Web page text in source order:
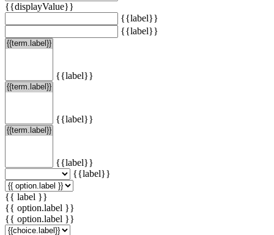
{{displayValue}}
{{label}}
{{label}}
{{label}}
{{label}}
{{label}}
{{label}}
{{ label }}
{{ option.label }}
{{ option.label }}